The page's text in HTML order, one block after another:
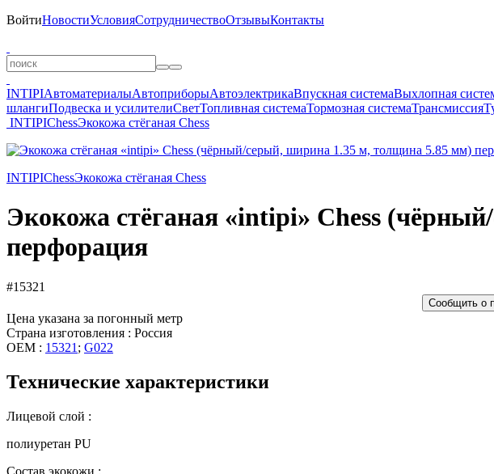
ВойтиНовостиУсловияСотрудничествоОтзывыКонтакты
INTIPIАвтоматериалыАвтоприборыАвтоэлектрикаВпускная системаВыхлопная
шлангиПодвеска и усилителиСветТопливная системаТормозная системаТрансмиссия
INTIPIChessЭкокожа стёганая Chess
INTIPIChessЭкокожа стёганая Chess
Экокожа стёганая «intipi» Chess
перфорация
#15321
Сообщить о
Цена указана за погонный метр
Страна изготовления : Россия
OEM : 15321 ; G022
Технические характеристики
Лицевой слой :
полиуретан PU
Состав экокожи :